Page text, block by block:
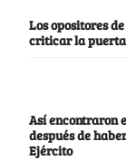
Los opositores
criticar la puerta
Así encontraron
después de
Ejército